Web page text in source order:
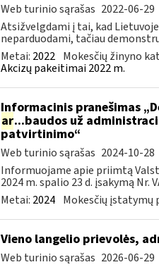
Web turinio sąrašas 2022-06-29
Atsižvelgdami į tai, kad
neparduodami, tačiau
Metai: 2022 Mokesčių žinyno
Akcizų pakeitimai 2022 m.
Informacinis pranešimas
ar...baudos už
patvirtinimo“
Web turinio sąrašas 2024-10-28
Informuojame apie priimtą
2024 m. spalio 23 d. įsakymą Nr.
Metai: 2024 Mokesčių įstatymų
Vieno langelio prievolės,
Web turinio sąrašas 2026-06-29